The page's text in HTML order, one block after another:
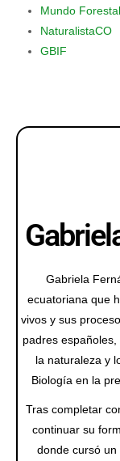
Mundo Forestal
NaturalistaCO
GBIF
Gabriela
ecuatoriana que
vivos y sus
padres
la naturaleza y
Biología en la
Tras completar
continuar su
donde cursó